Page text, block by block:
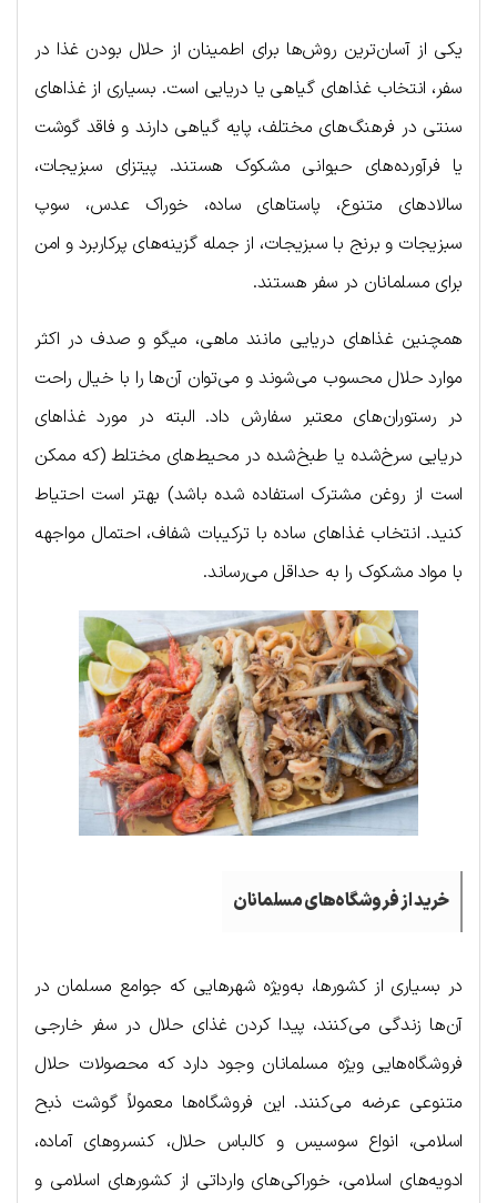
یکی از آسان‌ترین روش‌ها برای اطمینان از حلال بودن غذا در
سفر، انتخاب غذاهای گیاهی یا دریایی است. بسیاری از غذاهای
سنتی در فرهنگ‌های مختلف، پایه گیاهی دارند و فاقد گوشت
یا فرآورده‌های حیوانی مشکوک هستند. پیتزای سبزیجات،
سالادهای متنوع، پاستاهای ساده، خوراک عدس، سوپ
سبزیجات و برنج با سبزیجات، از جمله گزینه‌های پرکاربرد و امن
برای مسلمانان در سفر هستند.
همچنین غذاهای دریایی مانند ماهی، میگو و صدف در اکثر
موارد حلال محسوب می‌شوند و می‌توان آن‌ها را با خیال راحت
در رستوران‌های معتبر سفارش داد. البته در مورد غذاهای
دریایی سرخ‌شده یا طبخ‌شده در محیط‌های مختلط (که ممکن
است از روغن مشترک استفاده شده باشد) بهتر است احتیاط
کنید. انتخاب غذاهای ساده با ترکیبات شفاف، احتمال مواجهه
با مواد مشکوک را به حداقل می‌رساند.
خرید از فروشگاه‌های مسلمانان
در بسیاری از کشورها، به‌ویژه شهرهایی که جوامع مسلمان در
آن‌ها زندگی می‌کنند، پیدا کردن غذای حلال در سفر خارجی
فروشگاه‌هایی ویژه مسلمانان وجود دارد که محصولات حلال
متنوعی عرضه می‌کنند. این فروشگاه‌ها معمولاً گوشت ذبح
اسلامی، انواع سوسیس و کالباس حلال، کنسروهای آماده،
ادویه‌های اسلامی، خوراکی‌های وارداتی از کشورهای اسلامی و